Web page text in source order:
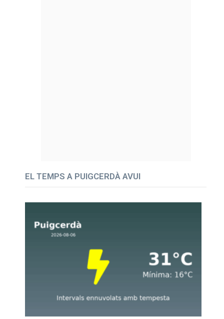
EL TEMPS A PUIGCERDÀ AVUI